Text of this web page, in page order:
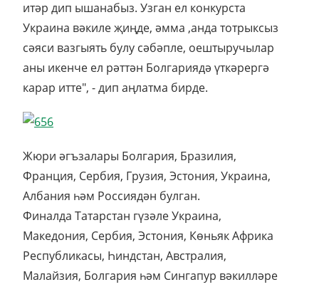
итәр дип ышанабыз. Узган ел конкурста
Украина вәкиле җиңде, әмма ,анда тотрыксыз
сәяси вазгыять булу сәбәпле, оештыручылар
аны икенче ел рәттән Болгариядә үткәрергә
карар итте", - дип аңлатма бирде.
Жюри әгъзалары Болгария, Бразилия,
Франция, Сербия, Грузия, Эстония, Украина,
Албания һәм Россиядән булган.
Финалда Татарстан гүзәле Украина,
Македония, Сербия, Эстония, Көньяк Африка
Республикасы, Һиндстан, Австралия,
Малайзия, Болгария һәм Сингапур вәкилләре